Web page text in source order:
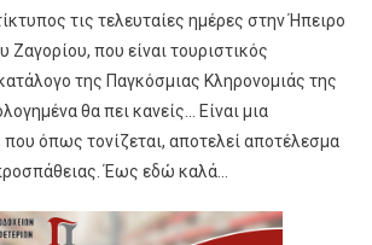
τις τελευταίες ημέρες στην Ήπειρο
Ζαγορίου, που είναι τουριστικός
της Παγκόσμιας Κληρονομιάς της
θα πει κανείς… Είναι μια
που όπως τονίζεται, αποτελεί αποτέλεσμα
Έως εδώ καλά…